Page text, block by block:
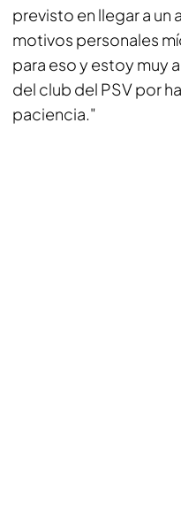
previsto en llegar a
motivos personales
para eso y estoy muy
del club del PSV por
paciencia."